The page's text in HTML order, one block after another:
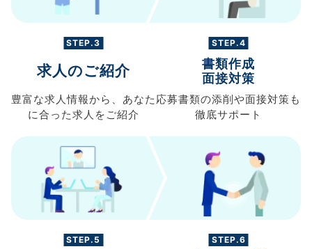
STEP.3
求人のご紹介
豊富な求人情報から、 あなた
に合った求人を ご紹介
STEP.4
書類作成
面接対策
応募書類の添削や面接対策も
徹底サポート
STEP.5 STEP.6